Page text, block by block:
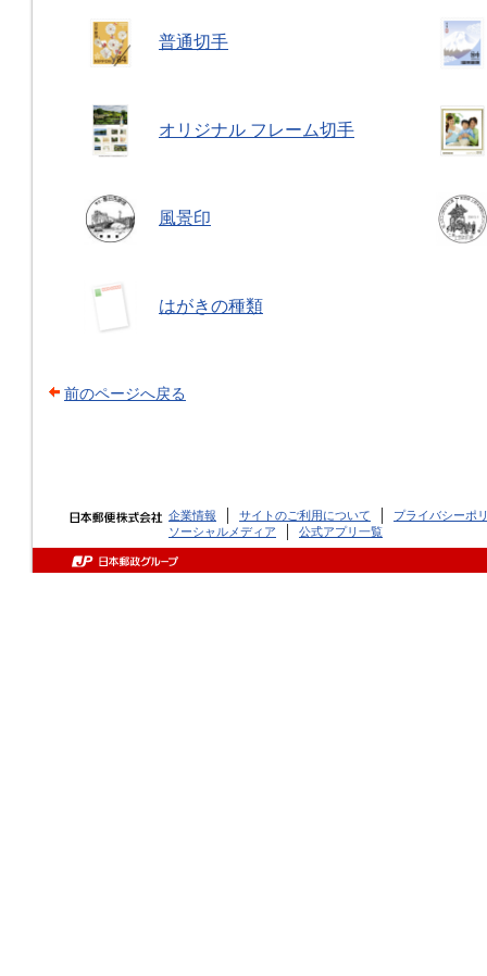
普通切手
オリジナル フレーム切手
風景印
はがきの種類
前のページへ戻る
企業情報 サイトのご利用について
プライバシーポ
ソーシャルメディア
公式アプリ一覧